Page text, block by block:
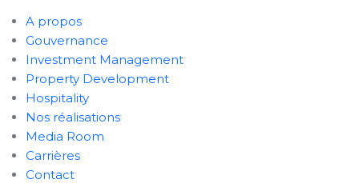
A propos
Gouvernance
Investment Management
Property Development
Hospitality
Nos réalisations
Media Room
Carrières
Contact